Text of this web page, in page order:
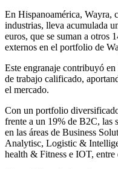
En Hispanoamérica, Wayra,
industrias, lleva acumulada
euros, que se suman a otros
externos en el portfolio de
Este engranaje contribuyó
de trabajo calificado,
el mercado.
Con un portfolio
frente a un 19% de B2C, las
en las áreas de Business
Analytisc, Logistic &
health & Fitness e IOT, entre